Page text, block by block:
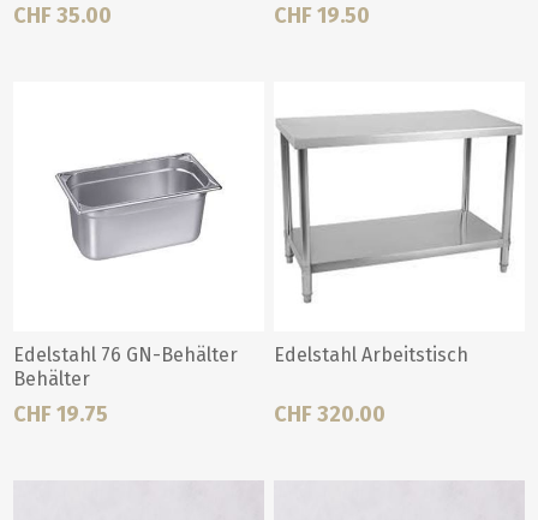
CHF 35.00 CHF 19.50
Edelstahl 76 GN-Behälter
Behälter
CHF 19.75
Edelstahl Arbeitstisch
CHF 320.00